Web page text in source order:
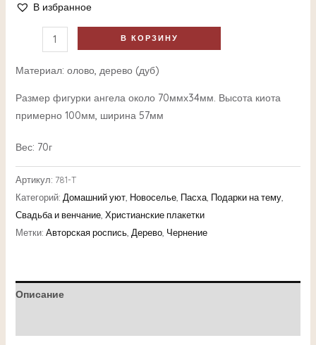
В избранное
В КОРЗИНУ
Материал: олово, дерево (дуб)
Размер фигурки ангела около 70ммх34мм. Высота киота
примерно 100мм, ширина 57мм
Вес: 70г
Артикул: 781-T
Категорий: Домашний уют, Новоселье, Пасха, Подарки на тему,
Свадьба и венчание, Христианские плакетки
Метки: Авторская роспись, Дерево, Чернение
Описание